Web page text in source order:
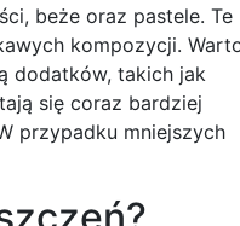
beże oraz pastele. Te
kompozycji.
dodatków, takich jak
się coraz bardziej
przypadku mniejszych